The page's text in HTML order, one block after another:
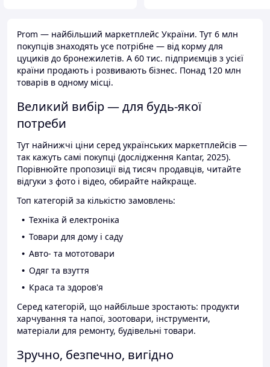
Prom — найбільший маркетплейс України. Тут 6 млн
покупців знаходять усе потрібне — від корму для
цуциків до бронежилетів. А 60 тис. підприємців з усієї
країни продають і розвивають бізнес. Понад 120 млн
товарів в одному місці.
Великий вибір — для будь-якої
потреби
Тут найнижчі ціни серед українських маркетплейсів —
так кажуть самі покупці (дослідження Kantar, 2025).
Порівнюйте пропозиції від тисяч продавців, читайте
відгуки з фото і відео, обирайте найкраще.
Топ категорій за кількістю замовлень:
Техніка й електроніка
Товари для дому і саду
Авто- та мототовари
Одяг та взуття
Краса та здоров'я
Серед категорій, що найбільше зростають: продукти
харчування та напої, зоотовари, інструменти,
матеріали для ремонту, будівельні товари.
Зручно, безпечно, вигідно